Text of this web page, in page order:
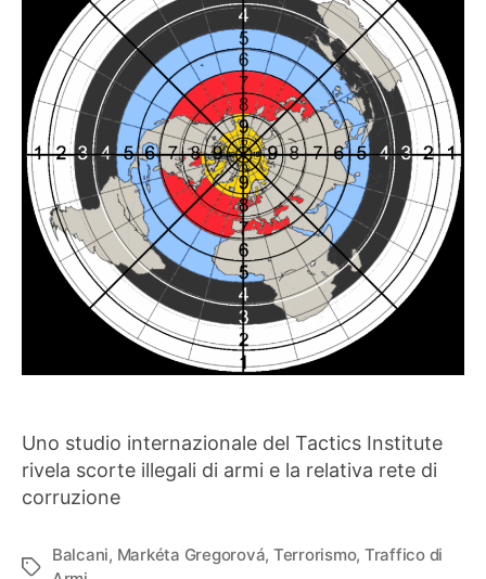
Uno studio internazionale del Tactics Institute
rivela scorte illegali di armi e la relativa rete di
corruzione
Tag
Balcani, Markéta Gregorová, Terrorismo, Traffico di